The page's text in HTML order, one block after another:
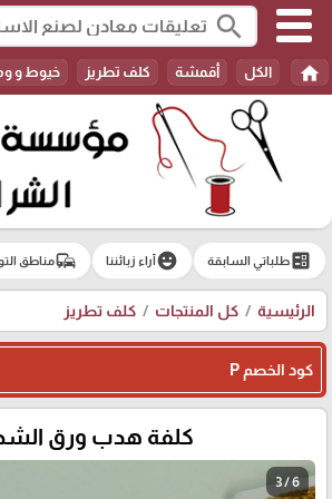
search
home الكل أقمشة كلف تطريز خيوط و
ballotطلباتي السابقة emoji_emotionsآراء زبائننا commuteمناطق
الرئيسية كل المنتجات كلف تطريز
كود الخصم P
كلفة هدب ورق
3 / 6